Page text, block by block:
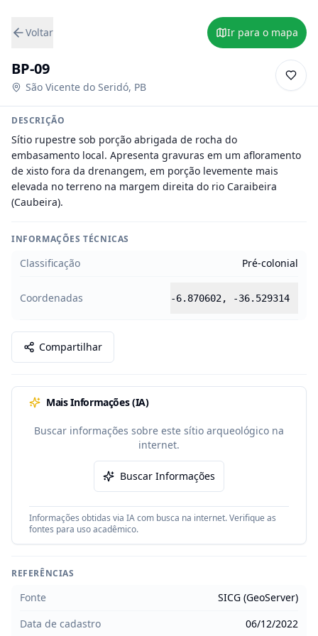
Voltar Ir para o mapa
BP-09
São Vicente do Seridó, PB
DESCRIÇÃO
Sítio rupestre sob porção abrigada de rocha do
embasamento local. Apresenta gravuras em um afloramento
de xisto fora da drenangem, em porção levemente mais
elevada no terreno na margem direita do rio Caraibeira
(Caubeira).
INFORMAÇÕES TÉCNICAS
Classificação Pré-colonial
Coordenadas -6.870602, -36.529314
Compartilhar
Mais Informações (IA)
Buscar informações sobre este sítio arqueológico na
internet.
Buscar Informações
Informações obtidas via IA com busca na internet. Verifique as
fontes para uso acadêmico.
REFERÊNCIAS
Fonte
SICG (GeoServer)
Data de cadastro
06/12/2022